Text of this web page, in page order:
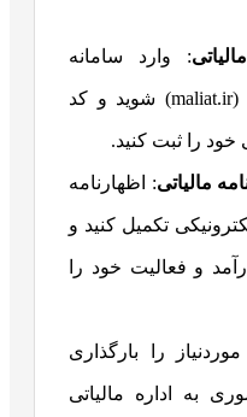
: وارد سامانه
سازمان امور مالیاتی (maliat.ir) شوید و کد
خود را ثبت کنید.
مالیاتی: اظهارنامه
تکمیل کنید و
و فعالیت خود را
را بارگذاری
به اداره مالیاتی